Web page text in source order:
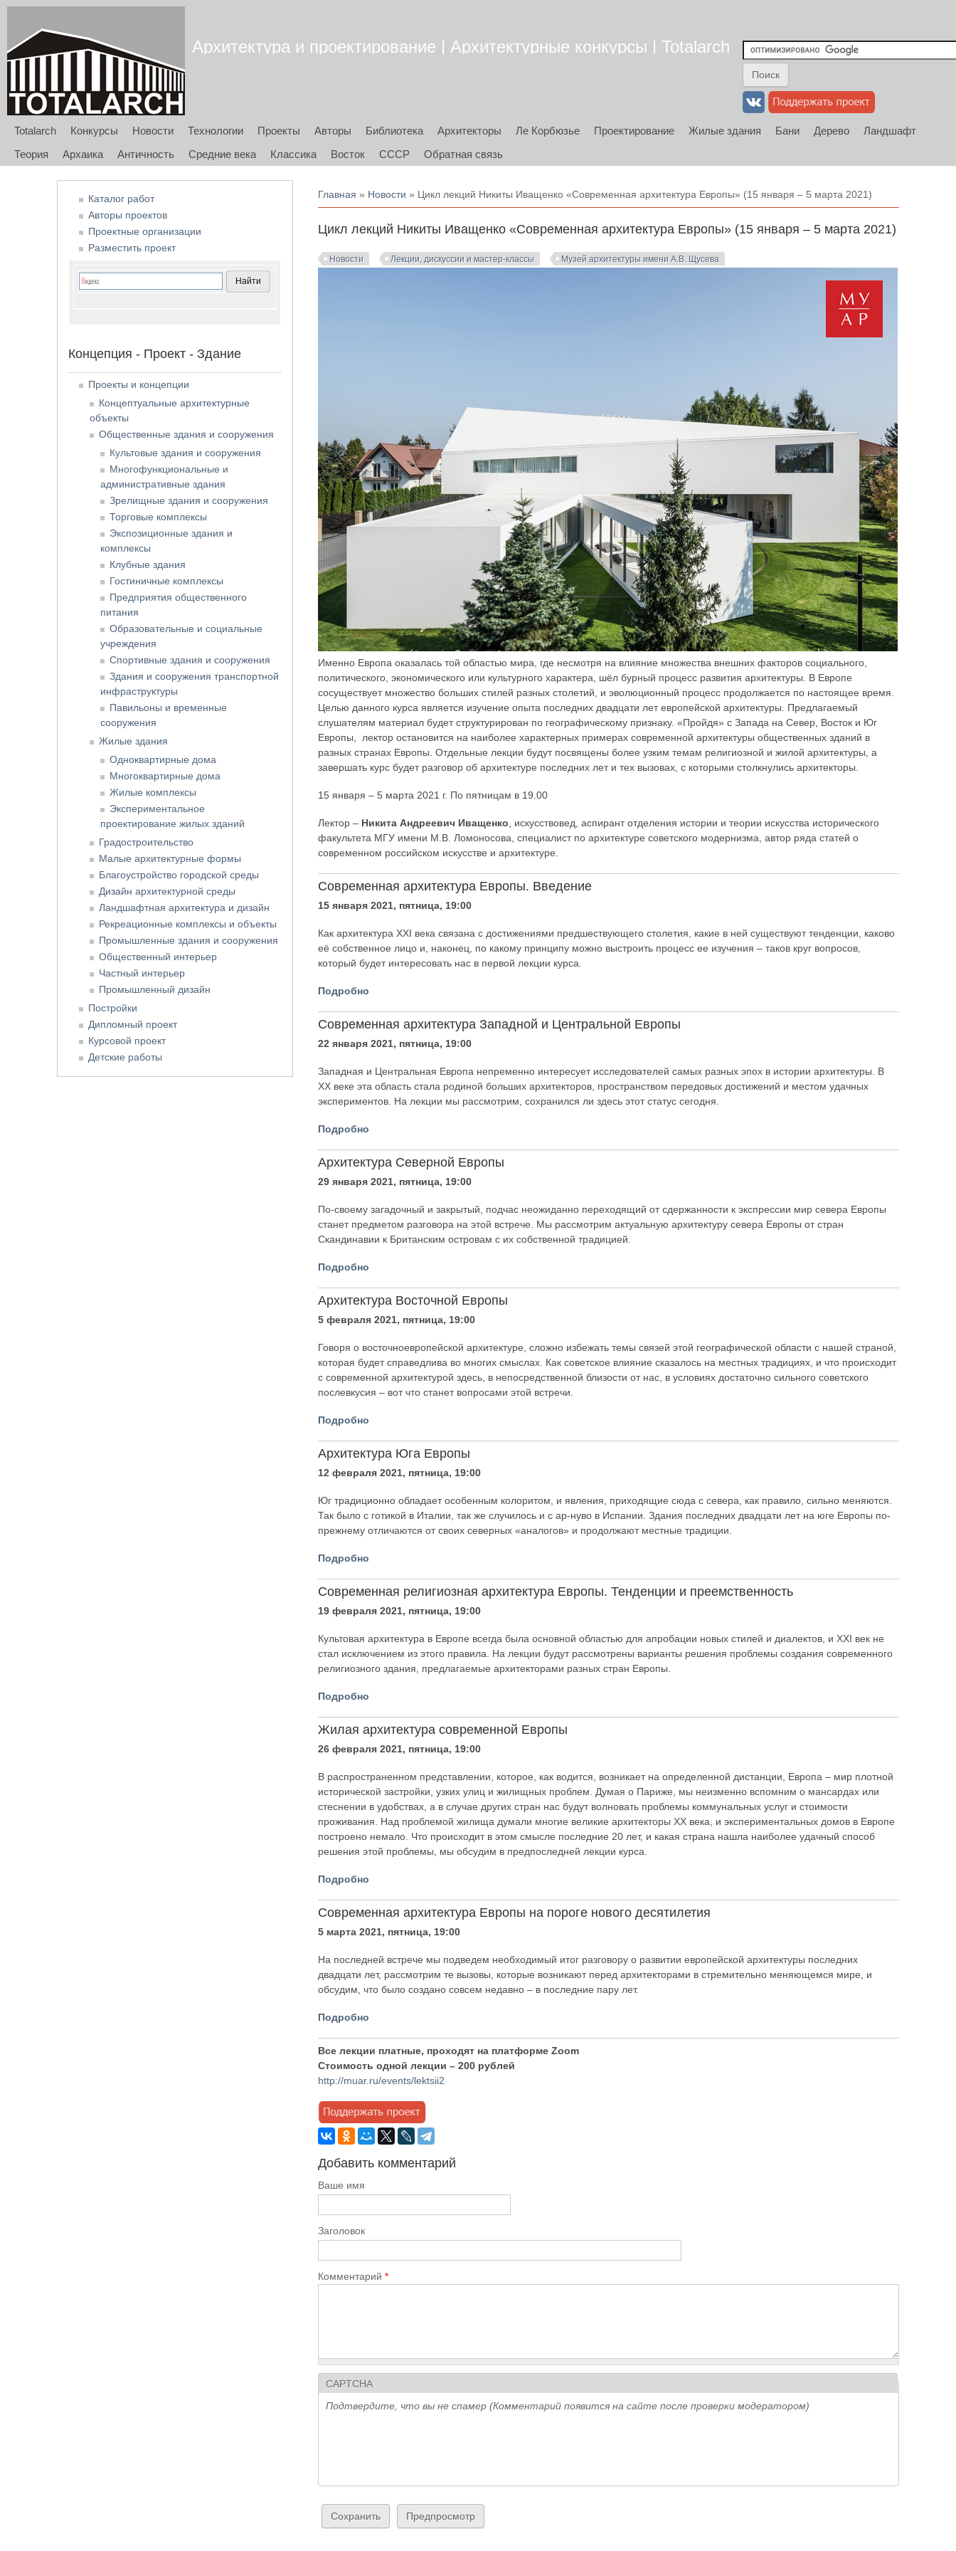
Архитектура и проектирование | Архитектурные конкурсы | Totalarch
Totalarch Конкурсы Новости Технологии Проекты Авторы Библиотека Архитекторы Ле Корбюзье Проектирование Жилые здания Бани Дерево
Ландшафт
Теория
Архаика Античность Средние века Классика Восток СССР Обратная связь
Вы здесь
Главная » Новости » Цикл лекций Никиты Иващенко «Современная архитектура Европы» (15 января – 5 марта 2021)
Цикл лекций Никиты Иващенко «Современная архитектура Европы» (15 января – 5 марта 2021)
Новости Лекции, дискуссии и мастер-классы Музей архитектуры имени А.В. Щусева
Именно Европа оказалась той областью мира, где несмотря на влияние множества внешних факторов социального,
политического, экономического или культурного характера, шёл бурный процесс развития архитектуры. В Европе
сосуществует множество больших стилей разных столетий, и эволюционный процесс продолжается по настоящее время.
Целью данного курса является изучение опыта последних двадцати лет европейской архитектуры. Предлагаемый
слушателям материал будет структурирован по географическому признаку. «Пройдя» с Запада на Север, Восток и Юг
Европы, лектор остановится на наиболее характерных примерах современной архитектуры общественных зданий в
разных странах Европы. Отдельные лекции будут посвящены более узким темам религиозной и жилой архитектуры, а
завершать курс будет разговор об архитектуре последних лет и тех вызовах, с которыми столкнулись архитекторы.
15 января – 5 марта 2021 г. По пятницам в 19.00
Лектор – Никита Андреевич Иващенко , искусствовед, аспирант отделения истории и теории искусства исторического
факультета МГУ имени М.В. Ломоносова, специалист по архитектуре советского модернизма, автор ряда статей о
современном российском искусстве и архитектуре.
Современная архитектура Европы. Введение
15 января 2021, пятница, 19:00
Как архитектура XXI века связана с достижениями предшествующего столетия, какие в ней существуют тенденции, каково
её собственное лицо и, наконец, по какому принципу можно выстроить процесс ее изучения – таков круг вопросов,
который будет интересовать нас в первой лекции курса.
Подробно
Современная архитектура Западной и Центральной Европы
22 января 2021, пятница, 19:00
Западная и Центральная Европа непременно интересует исследователей самых разных эпох в истории архитектуры. В
ХХ веке эта область стала родиной больших архитекторов, пространством передовых достижений и местом удачных
экспериментов. На лекции мы рассмотрим, сохранился ли здесь этот статус сегодня.
Подробно
Архитектура Северной Европы
29 января 2021, пятница, 19:00
По-своему загадочный и закрытый, подчас неожиданно переходящий от сдержанности к экспрессии мир севера Европы
станет предметом разговора на этой встрече. Мы рассмотрим актуальную архитектуру севера Европы от стран
Скандинавии к Британским островам с их собственной традицией.
Подробно
Архитектура Восточной Европы
5 февраля 2021, пятница, 19:00
Говоря о восточноевропейской архитектуре, сложно избежать темы связей этой географической области с нашей страной,
которая будет справедлива во многих смыслах. Как советское влияние сказалось на местных традициях, и что происходит
с современной архитектурой здесь, в непосредственной близости от нас, в условиях достаточно сильного советского
послевкусия – вот что станет вопросами этой встречи.
Подробно
Архитектура Юга Европы
12 февраля 2021, пятница, 19:00
Юг традиционно обладает особенным колоритом, и явления, приходящие сюда с севера, как правило, сильно меняются.
Так было с готикой в Италии, так же случилось и с ар-нуво в Испании. Здания последних двадцати лет на юге Европы по-
прежнему отличаются от своих северных «аналогов» и продолжают местные традиции.
Подробно
Современная религиозная архитектура Европы. Тенденции и преемственность
19 февраля 2021, пятница, 19:00
Культовая архитектура в Европе всегда была основной областью для апробации новых стилей и диалектов, и XXI век не
стал исключением из этого правила. На лекции будут рассмотрены варианты решения проблемы создания современного
религиозного здания, предлагаемые архитекторами разных стран Европы.
Подробно
Жилая архитектура современной Европы
26 февраля 2021, пятница, 19:00
В распространенном представлении, которое, как водится, возникает на определенной дистанции, Европа – мир плотной
исторической застройки, узких улиц и жилищных проблем. Думая о Париже, мы неизменно вспомним о мансардах или
стеснении в удобствах, а в случае других стран нас будут волновать проблемы коммунальных услуг и стоимости
проживания. Над проблемой жилища думали многие великие архитекторы ХХ века, и экспериментальных домов в Европе
построено немало. Что происходит в этом смысле последние 20 лет, и какая страна нашла наиболее удачный способ
решения этой проблемы, мы обсудим в предпоследней лекции курса.
Подробно
Современная архитектура Европы на пороге нового десятилетия
5 марта 2021, пятница, 19:00
На последней встрече мы подведем необходимый итог разговору о развитии европейской архитектуры последних
двадцати лет, рассмотрим те вызовы, которые возникают перед архитекторами в стремительно меняющемся мире, и
обсудим, что было создано совсем недавно – в последние пару лет.
Подробно
Все лекции платные, проходят на платформе Zoom
Стоимость одной лекции – 200 рублей
http://muar.ru/events/lektsii2
Добавить комментарий
Ваше имя
Заголовок
Комментарий*
CAPTCHA
Подтвердите, что вы не спамер (Комментарий появится на сайте после проверки модератором)
Каталог работ
Авторы проектов
Проектные организации
Разместить проект
Концепция - Проект - Здание
Проекты и концепции
Концептуальные архитектурные
объекты
Общественные здания и сооружения
Культовые здания и сооружения
Многофункциональные и
административные здания
Зрелищные здания и сооружения
Торговые комплексы
Экспозиционные здания и
комплексы
Клубные здания
Гостиничные комплексы
Предприятия общественного
питания
Образовательные и социальные
учреждения
Спортивные здания и сооружения
Здания и сооружения транспортной
инфраструктуры
Павильоны и временные
сооружения
Жилые здания
Одноквартирные дома
Многоквартирные дома
Жилые комплексы
Экспериментальное
проектирование жилых зданий
Градостроительство
Малые архитектурные формы
Благоустройство городской среды
Дизайн архитектурной среды
Ландшафтная архитектура и дизайн
Рекреационные комплексы и объекты
Промышленные здания и сооружения
Общественный интерьер
Частный интерьер
Промышленный дизайн
Постройки
Дипломный проект
Курсовой проект
Детские работы